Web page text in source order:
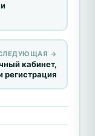
→
кабинет,
регистрация